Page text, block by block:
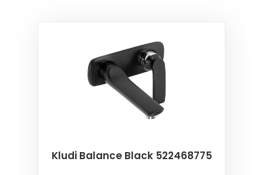
Kludi Balance Black 522468775